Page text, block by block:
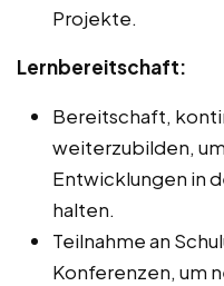
Projekte.
Lernbereitschaft:
Bereitschaft,
weiterzubilden,
Entwicklungen in
halten.
Teilnahme an
Konferenzen, um